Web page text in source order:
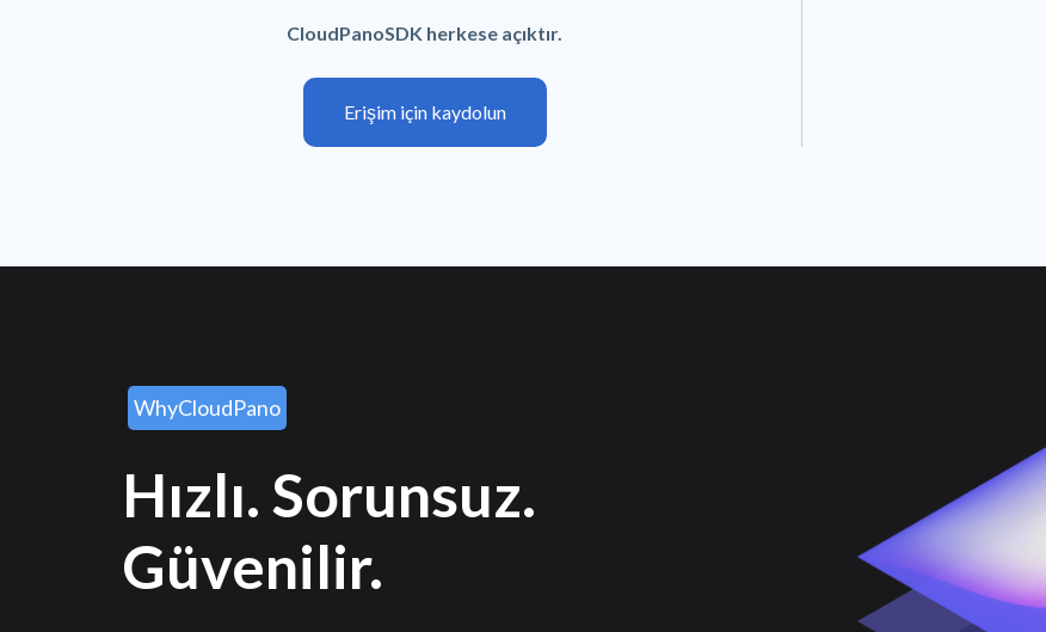
CloudPanoSDK herkese açıktır.
Erişim için kaydolun
WhyCloudPano
Hızlı. Sorunsuz.
Güvenilir.